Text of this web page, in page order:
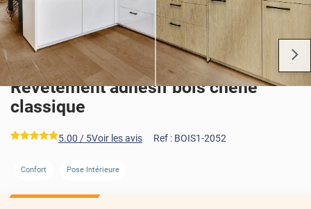
Revêtement adhésif bois chêne
classique
*****
5.00 / 5Voir les avis Ref : BOIS1-2052
Confort Pose Intérieure